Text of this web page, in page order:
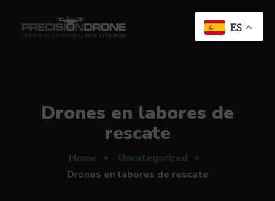
Drones en labores de
rescate
Home
Uncategorized
Drones en labores de rescate
ES